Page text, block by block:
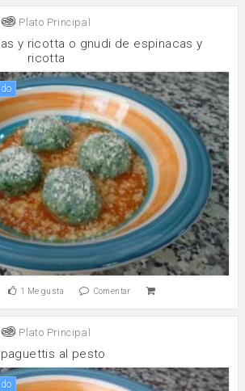
Plato Principal
y ricotta o gnudi de espinacas y
ricotta
1 Me gusta Comentar
Plato Principal
al pesto